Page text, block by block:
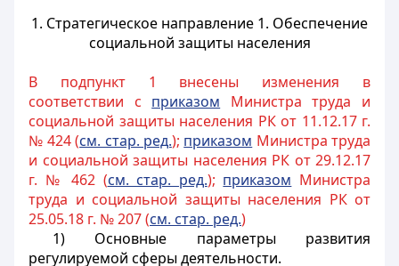
1. Стратегическое направление 1. Обеспечение
социальной защиты населения
В подпункт 1 внесены изменения в
соответствии с приказом Министра труда и
социальной защиты населения РК от 11.12.17 г.
№ 424 (см. стар. ред.); приказом Министра труда
и социальной защиты населения РК от 29.12.17
г. № 462 (см. стар. ред.); приказом Министра
труда и социальной защиты населения РК от
25.05.18 г. № 207 (см. стар. ред.)
1) Основные параметры развития
регулируемой сферы деятельности.